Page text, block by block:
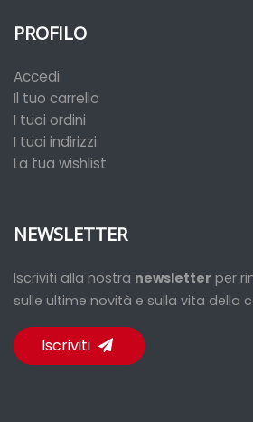
PROFILO
Accedi
Il tuo carrello
I tuoi ordini
I tuoi indirizzi
La tua wishlist
NEWSLETTER
Iscriviti alla nostra newsletter per
sulle ultime novità e sulla vita della
Iscriviti